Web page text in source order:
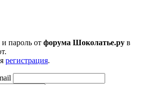
от форума Шоколатье.ру в
регистрация.